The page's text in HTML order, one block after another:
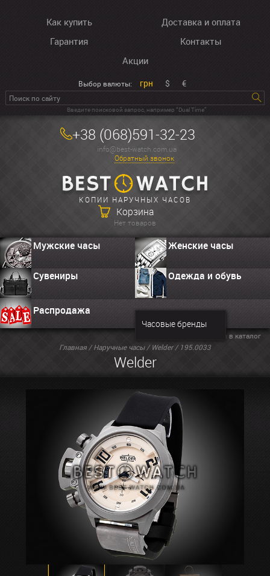
Как купить
Доставка и оплата
Гарантия
Контакты
Акции
Выбор валюты: грн $ €
Введите поисковой запрос, например “Dual Time”
+38 (068)591-32-23
info@best-watch.com.ua
Обратный звонок
КОПИИ НАРУЧНЫХ ЧАСОВ
Корзина
Нет товаров
Мужские часы Женские часы
Сувениры Одежда и обувь
Распродажа
Часовые бренды
Главная /Наручные часы/ Welder/ 195.0033
Welder
Вернуться в каталог